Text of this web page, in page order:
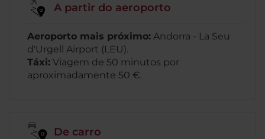
A partir do aeroporto
Aeroporto mais próximo: Andorra - La Seu
d'Urgell Airport (LEU).
Táxi: Viagem de 50 minutos por
aproximadamente 50 €.
De carro